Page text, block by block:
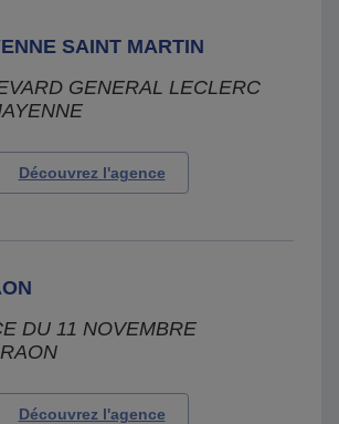
SAINT MARTIN
GENERAL LECLERC
Découvrez l'agence
DU 11 NOVEMBRE
Découvrez l'agence